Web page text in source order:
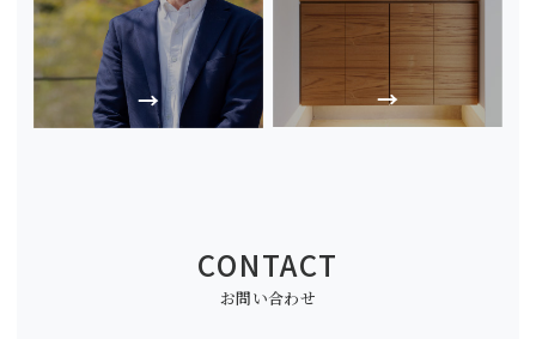
CONTACT
お問い合わせ